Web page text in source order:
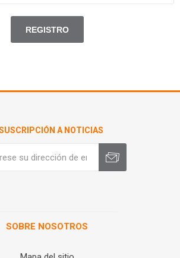
A NOTICIAS
SOBRE NOSOTROS